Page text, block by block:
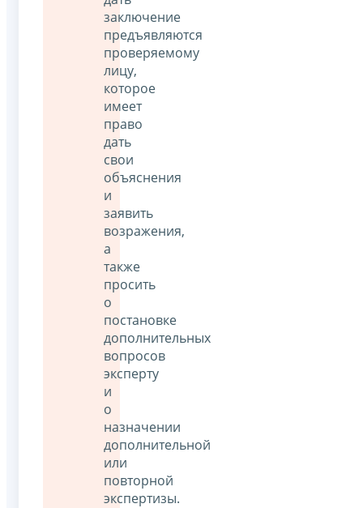
заключение
предъявляются
проверяемому
лицу,
которое
имеет
право
дать
свои
объяснения
и
заявить
возражения,
а
также
просить
о
постановке
дополнительных
вопросов
эксперту
и
о
назначении
дополнительной
или
повторной
экспертизы.